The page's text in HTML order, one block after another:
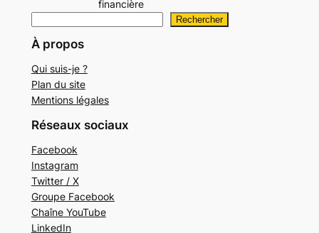
financière
e
h
e
c
h
e
r
Rechercher
À propos
Qui suis-je ?
Plan du site
Mentions légales
Réseaux sociaux
Facebook
Instagram
Twitter / X
Groupe Facebook
Chaîne YouTube
LinkedIn